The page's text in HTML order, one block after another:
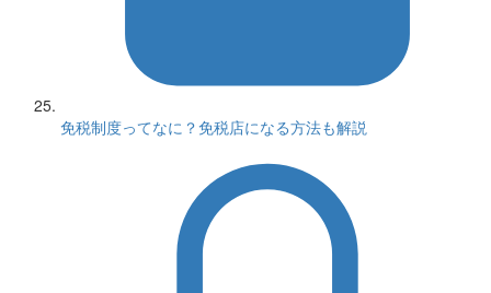
免税制度ってなに？免税店になる方法も解説